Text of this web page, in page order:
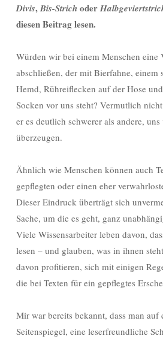
Divis,Bis-Strich oder
diesen Beitrag lesen.
Würden wir bei einem Menschen eine
abschließen, der mit Bierfahne, einem
Hemd, Rühreiflecken auf der Hose
Socken vor uns steht? Vermutlich
er es deutlich schwerer als andere,
überzeugen.
Ähnlich wie Menschen können auch
gepflegten oder einen eher
Dieser Eindruck überträgt sich
Sache, um die es geht, ganz
Viele Wissensarbeiter leben davon,
lesen – und glauben, was in ihnen
davon profitieren, sich mit einigen
die bei Texten für ein gepflegtes
Mir war bereits bekannt, dass man auf
Seitenspiegel, eine leserfreundliche